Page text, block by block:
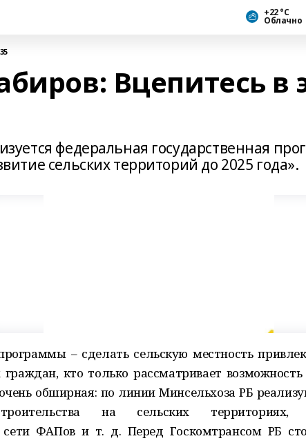
+22 °С
Облачно
Вцепитесь в
федеральная государственная
сельских территорий до 2025 года».
– сделать сельскую местность
кто только рассматривает
обширная: по линии Минсельхоза РБ
на сельских территориях,
сети ФАПов и т. д. Перед Госкомтрансом РБ